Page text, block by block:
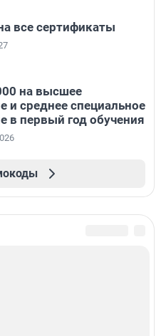
все сертификаты
на высшее
и среднее специальное
в первый год обучения